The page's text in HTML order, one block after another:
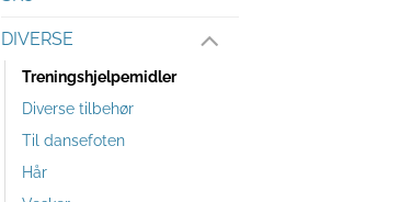
DIVERSE
Treningshjelpemidler
Diverse tilbehør
Til dansefoten
Hår